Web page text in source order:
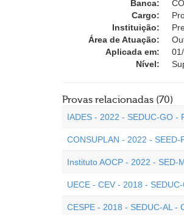
Banca:
Cargo:
Instituição:
Área de Atuação:
Aplicada em:
Nível:
Provas relacionadas (70)
IADES - 2022 - SEDUC-GO -
CONSUPLAN - 2022 -
Instituto AOCP - 2022 - SED-
UECE - CEV - 2018 -
CESPE - 2018 - SEDUC-AL -